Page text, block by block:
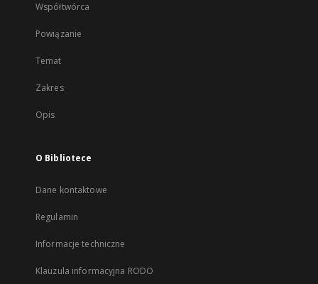
Współtwórca
Powiązanie
Temat
Zakres
Opis
O Bibliotece
Dane kontaktowe
Regulamin
Informacje techniczne
Klauzula informacyjna RODO